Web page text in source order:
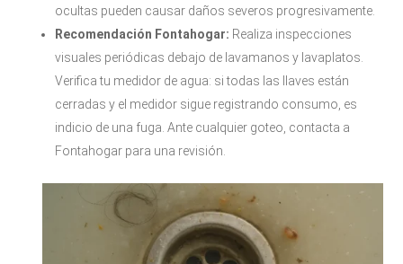
ocultas pueden causar daños severos progresivamente.
Recomendación Fontahogar: Realiza inspecciones
visuales periódicas debajo de lavamanos y lavaplatos.
Verifica tu medidor de agua: si todas las llaves están
cerradas y el medidor sigue registrando consumo, es
indicio de una fuga. Ante cualquier goteo, contacta a
Fontahogar para una revisión.